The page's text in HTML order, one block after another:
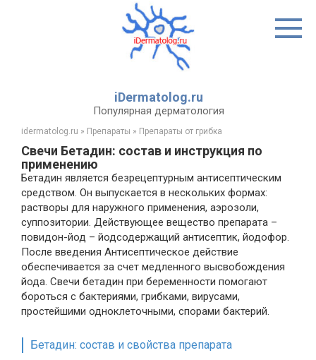
iDermatolog.ru
Популярная дерматология
idermatolog.ru » Препараты » Препараты от грибка
Свечи Бетадин: состав и инструкция по
применению
Бетадин является безрецептурным антисептическим
средством. Он выпускается в нескольких формах:
растворы для наружного применения, аэрозоли,
суппозитории. Действующее вещество препарата –
повидон-йод – йодсодержащий антисептик, йодофор.
После введения Антисептическое действие
обеспечивается за счет медленного высвобождения
йода. Свечи бетадин при беременности помогают
бороться с бактериями, грибками, вирусами,
простейшими одноклеточными, спорами бактерий.
Бетадин: состав и свойства препарата